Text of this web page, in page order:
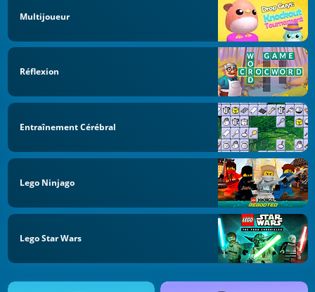
Multijoueur
Réflexion
Entraînement Cérébral
Lego Ninjago
Lego Star Wars